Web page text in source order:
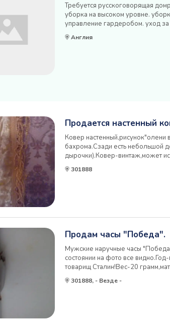
Требуется русскоговорящая
уборка на высоком уровне.
управление гардеробом. уход
тканями. Вы также будете
с 4 спальнями, где
Англия
Продается настенный
Ковер
бахрома.Сзади есть небольшой
дырочки).Ковер-винтаж,может
диван,или можно повесить на
плюш,год выпуска 1950.Доставка
301888
Продам часы "Победа".
Мужские наручные часы
состоянии на фото все
товарищ Сталин!Вес-20
сталь,алюминий.Стоимость
покупатель,оплата товара на
301888, - Везде -